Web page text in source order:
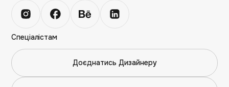
Спеціалістам
Доєднатись Дизайнеру